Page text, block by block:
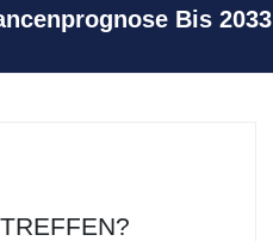
Bis 2033